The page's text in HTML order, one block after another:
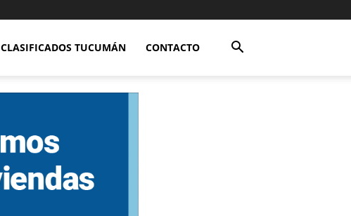
CLASIFICADOS TUCUMÁN CONTACTO